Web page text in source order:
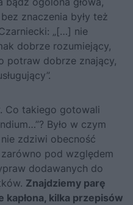
znaczenia były też
„[…] nie
dobrze rozumiejący,
potraw dobrze znający,
Co takiego gotowali
Było w czym
zdziwi obecność
pod względem
dodawanych do
Znajdziemy parę
kilka przepisów